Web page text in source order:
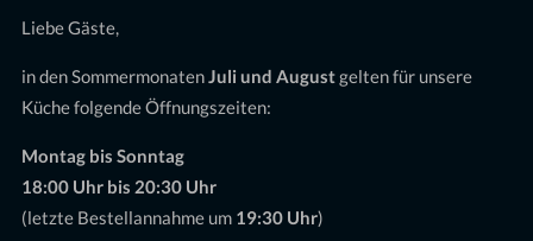
Liebe Gäste,
in den SommermonatenJuli und Augustgelten für unsere
Küche folgende Öffnungszeiten:
Montag bis Sonntag
18:00 Uhr bis 20:30 Uhr
(letzte Bestellannahme um 19:30 Uhr)